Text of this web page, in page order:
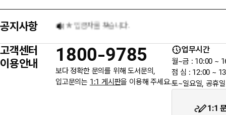
공지사항 6월 3일 지방선거일 휴무 안내
★입금자를 찾습니다.
고객센터
이용안내
1800-9785
보다 정확한 문의를 위해 도서문의,
입고문의는 1:1 게시판을 이용해 주세요.
업무시간
월~금 : 10:00 ~
점 심 : 12:00 ~
토~일요일, 공휴
1:1